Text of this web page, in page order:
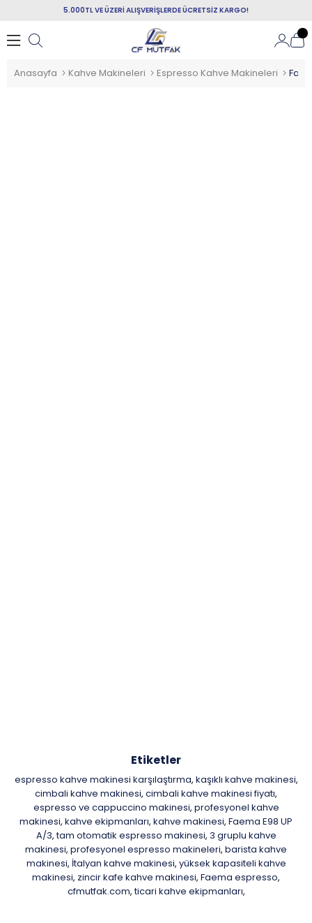
5.000TL VE ÜZERİ ALIŞVERİŞLERDE ÜCRETSİZ KARGO!
Anasayfa Kahve Makineleri Espresso Kahve Makineleri
Etiketler
espresso kahve makinesi karşılaştırma, kaşıklı kahve makinesi,
cimbali kahve makinesi, cimbali kahve makinesi fiyatı,
espresso ve cappuccino makinesi, profesyonel kahve
makinesi, kahve ekipmanları, kahve makinesi, Faema E98 UP
A/3, tam otomatik espresso makinesi, 3 gruplu kahve
makinesi, profesyonel espresso makineleri, barista kahve
makinesi, İtalyan kahve makinesi, yüksek kapasiteli kahve
makinesi, zincir kafe kahve makinesi, Faema espresso,
cfmutfak.com, ticari kahve ekipmanları,